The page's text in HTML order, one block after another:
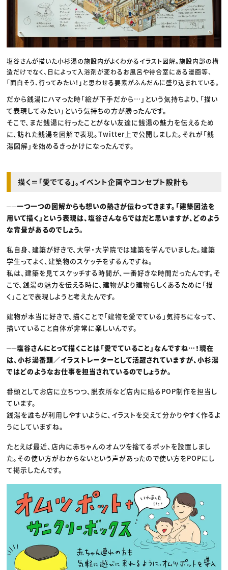
塩谷さんが描いた小杉湯の施設内がよくわかるイラスト図解。施設内部の構
造だけでなく、日によって入浴剤が変わるお風呂や待合室にある漫画等、
「面白そう、行ってみたい！」と思わせる要素がふんだんに盛り込まれている。
だから銭湯にハマった時「絵が下手だから…」という気持ちより、「描い
て表現してみたい」という気持ちの方が勝ったんです。
そこで、まだ銭湯に行ったことがない友達に銭湯の魅力を伝えるため
に、訪れた銭湯を図解で表現。Twitter上で公開しました。それが「銭
湯図解」を始めるきっかけになったんです。
描く＝「愛でてる」。イベント企画やコンセプト設計も
──一つ一つの図解からも想いの熱さが伝わってきます。「建築図法を
用いて描く」という表現は、塩谷さんならではだと思いますが、どのよう
な背景があるのでしょう。
私自身、建築が好きで、大学・大学院では建築を学んでいました。建築
学生ってよく、建築物のスケッチをするんですね。
私は、建築を見てスケッチする時間が、一番好きな時間だったんです。そ
こで、銭湯の魅力を伝える時に、建物がより建物らしくあるために「描
く」ことで表現しようと考えたんです。
建物が本当に好きで、描くことで「建物を愛でている」気持ちになって、
描いていること自体が非常に楽しいんです。
──塩谷さんにとって描くことは「愛でていること」なんですね…！現在
は、小杉湯番頭／イラストレーターとして活躍されていますが、小杉湯
ではどのようなお仕事を担当されているのでしょうか。
番頭としてお店に立ちつつ、脱衣所など店内に貼るPOP制作を担当し
ています。
銭湯を誰もが利用しやすいように、イラストを交えて分かりやすく作るよ
うにしていますね。
たとえば最近、店内に赤ちゃんのオムツを捨てるポットを設置しまし
た。その使い方がわからないという声があったので使い方をPOPにし
て掲示したんです。